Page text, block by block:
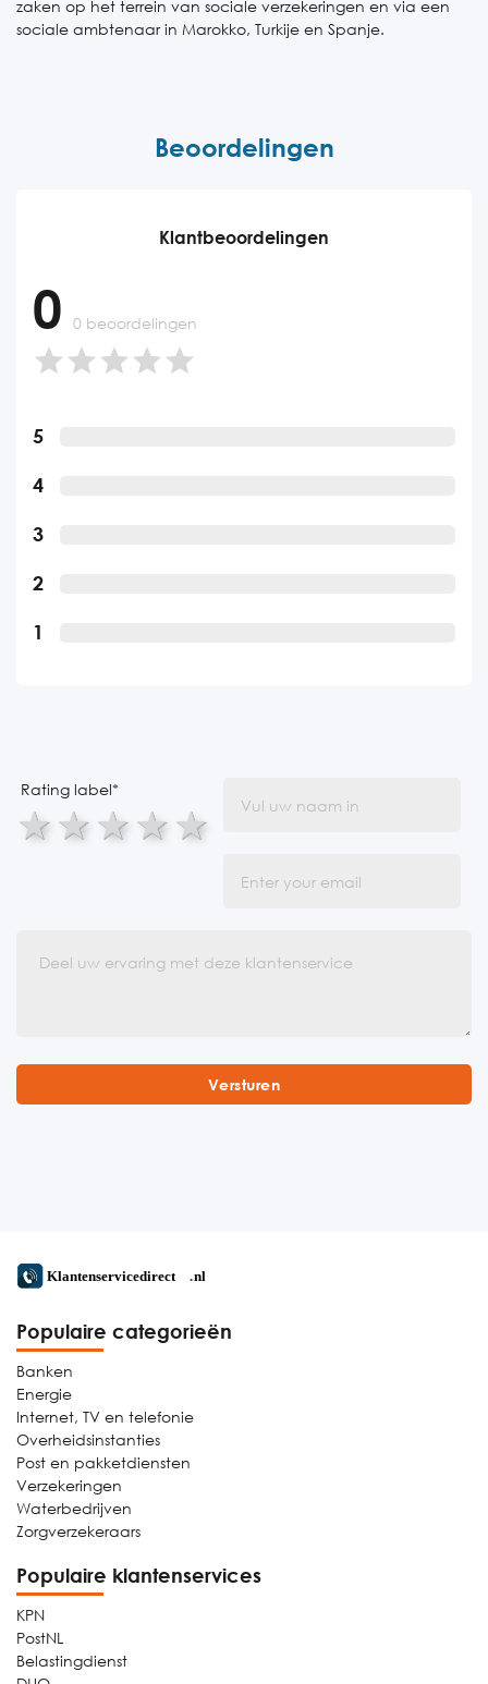
zaken op het terrein van sociale verzekeringen en via een
sociale ambtenaar in Marokko, Turkije en Spanje.
Beoordelingen
Klantbeoordelingen
5
4
3
2
1
0 0 beoordelingen
Rating label*
5 stars
4 stars
3 stars
2 stars
1 star
Populaire categorieën
Banken
Energie
Internet, TV en telefonie
Overheidsinstanties
Post en pakketdiensten
Verzekeringen
Waterbedrijven
Zorgverzekeraars
Populaire klantenservices
KPN
PostNL
Belastingdienst